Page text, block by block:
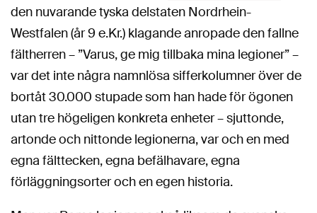
den nuvarande tyska delstaten Nordrhein-
Westfalen (år 9 e.Kr.) klagande anropade den fallne
fältherren – ”Varus, ge mig tillbaka mina legioner” –
var det inte några namnlösa sifferkolumner över de
bortåt 30.000 stupade som han hade för ögonen
utan tre högeligen konkreta enheter – sjuttonde,
artonde och nittonde legionerna, var och en med
egna fälttecken, egna befälhavare, egna
förläggningsorter och en egen historia.